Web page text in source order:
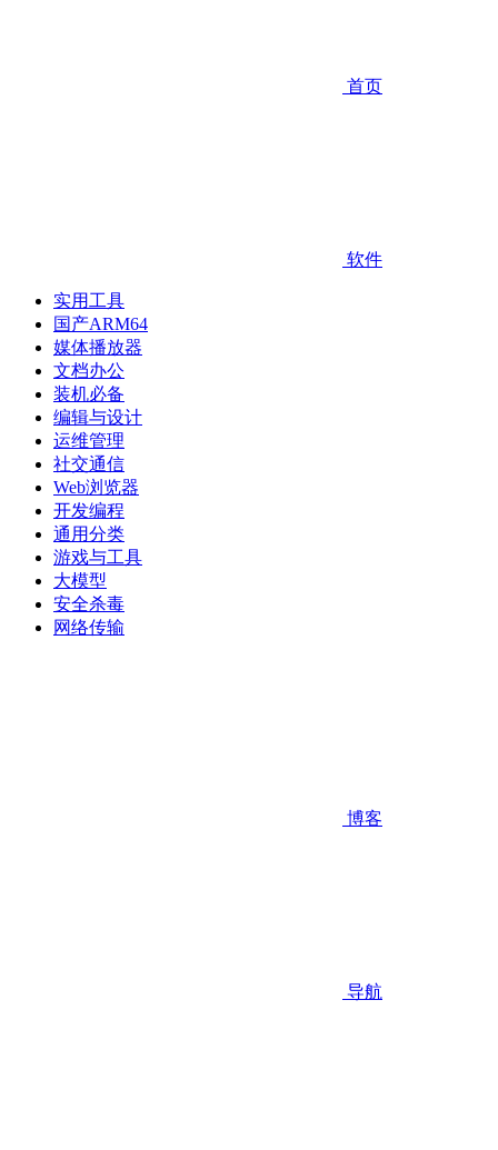
首页
软件
实用工具
国产ARM64
媒体播放器
文档办公
装机必备
编辑与设计
运维管理
社交通信
Web浏览器
开发编程
通用分类
游戏与工具
大模型
安全杀毒
网络传输
博客
导航